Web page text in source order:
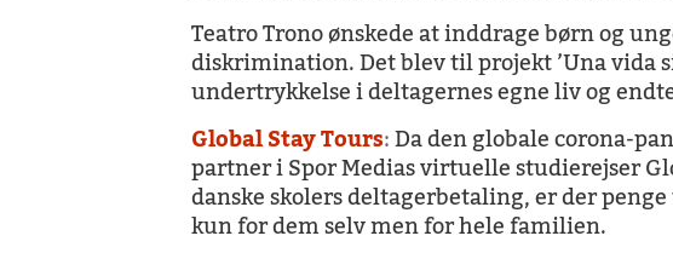
Teatro Trono ønskede at inddrage børn og
diskrimination. Det blev til projekt ’Una vida
undertrykkelse i deltagernes egne liv og
Global Stay Tours:Da den globale corona-
partner i Spor Medias virtuelle studierejser
danske skolers deltagerbetaling, er der
kun for dem selv men for hele familien.